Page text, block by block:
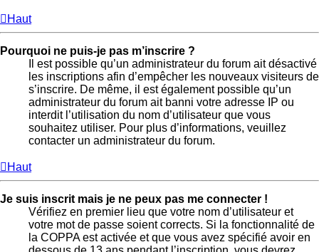
Haut
Pourquoi ne puis-je pas m’inscrire ?
Il est possible qu’un administrateur du forum ait désactivé
les inscriptions afin d’empêcher les nouveaux visiteurs de
s’inscrire. De même, il est également possible qu’un
administrateur du forum ait banni votre adresse IP ou
interdit l’utilisation du nom d’utilisateur que vous
souhaitez utiliser. Pour plus d’informations, veuillez
contacter un administrateur du forum.
Haut
Je suis inscrit mais je ne peux pas me connecter !
Vérifiez en premier lieu que votre nom d’utilisateur et
votre mot de passe soient corrects. Si la fonctionnalité de
la COPPA est activée et que vous avez spécifié avoir en